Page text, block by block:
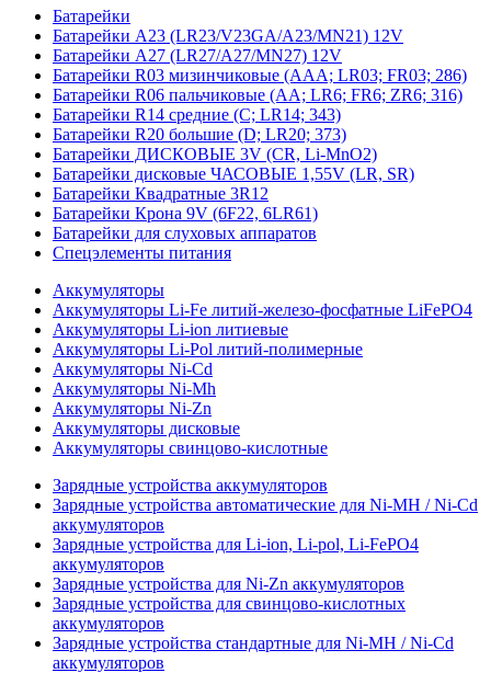
Батарейки
Батарейки A23 (LR23/V23GA/A23/MN21) 12V
Батарейки A27 (LR27/A27/MN27) 12V
Батарейки R03 мизинчиковые (AAA; LR03; FR03; 286)
Батарейки R06 пальчиковые (AA; LR6; FR6; ZR6; 316)
Батарейки R14 средние (C; LR14; 343)
Батарейки R20 большие (D; LR20; 373)
Батарейки ДИСКОВЫЕ 3V (CR, Li-MnO2)
Батарейки дисковые ЧАСОВЫЕ 1,55V (LR, SR)
Батарейки Квадратные 3R12
Батарейки Крона 9V (6F22, 6LR61)
Батарейки для слуховых аппаратов
Спецэлементы питания
Аккумуляторы
Аккумуляторы Li-Fe литий-железо-фосфатные LiFePO4
Аккумуляторы Li-ion литиевые
Аккумуляторы Li-Pol литий-полимерные
Аккумуляторы Ni-Cd
Аккумуляторы Ni-Mh
Аккумуляторы Ni-Zn
Аккумуляторы дисковые
Аккумуляторы свинцово-кислотные
Зарядные устройства аккумуляторов
Зарядные устройства автоматические для Ni-MH / Ni-Cd
аккумуляторов
Зарядные устройства для Li-ion, Li-pol, Li-FePO4
аккумуляторов
Зарядные устройства для Ni-Zn аккумуляторов
Зарядные устройства для свинцово-кислотных
аккумуляторов
Зарядные устройства стандартные для Ni-MH / Ni-Cd
аккумуляторов